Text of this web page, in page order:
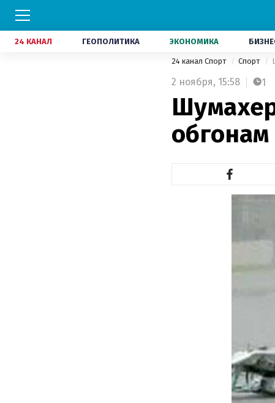
24 КАНАЛ ГЕОПОЛИТИКА ЭКОНОМИКА
24 канал Спорт Спорт
2 ноября, 15:58 1